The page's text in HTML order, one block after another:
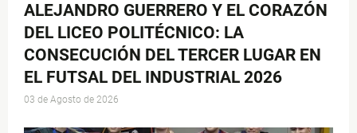
ALEJANDRO GUERRERO Y EL CORAZÓN
DEL LICEO POLITÉCNICO: LA
CONSECUCIÓN DEL TERCER LUGAR EN
EL FUTSAL DEL INDUSTRIAL 2026
03 de Agosto de 2026